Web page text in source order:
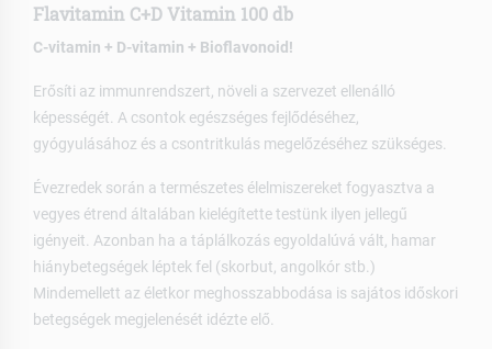
Flavitamin C+D Vitamin 100 db
C-vitamin + D-vitamin + Bioflavonoid!
Erősíti az immunrendszert, növeli a szervezet ellenálló
képességét. A csontok egészséges fejlődéséhez,
gyógyulásához és a csontritkulás megelőzéséhez szükséges.
Évezredek során a természetes élelmiszereket fogyasztva a
vegyes étrend általában kielégítette testünk ilyen jellegű
igényeit. Azonban ha a táplálkozás egyoldalúvá vált, hamar
hiánybetegségek léptek fel (skorbut, angolkór stb.)
Mindemellett az életkor meghosszabbodása is sajátos időskori
betegségek megjelenését idézte elő.